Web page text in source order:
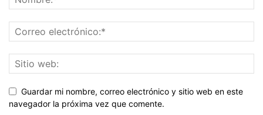
Guardar mi nombre, correo electrónico y sitio web en este
navegador la próxima vez que comente.